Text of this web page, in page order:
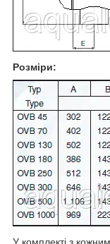
Розміри:
У комплекті з